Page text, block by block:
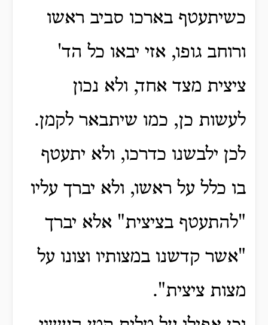
כשיתעטף בארכו סביב ראשו
ורוחב גופו, אזי יבאו כל הד'
ציצית מצד אחד, ולא נכון
לעשות כן, כמו שיתבאר לקמן.
לכן ילבשנו כדרכו, ולא יתעטף
בו כלל על ראשו, ולא יברך עליו
"להתעטף בציצית" אלא יברך
"אשר קדשנו במצותיו וצונו על
מצות ציצית".